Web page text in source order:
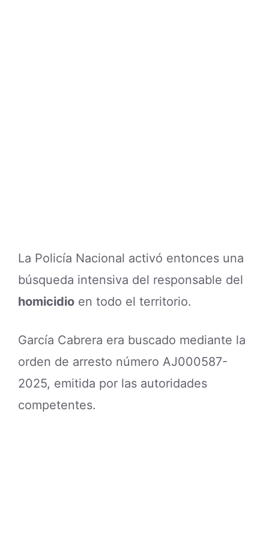
La Policía Nacional activó entonces una
búsqueda intensiva del responsable del
homicidio en todo el territorio.
García Cabrera era buscado mediante la
orden de arresto número AJ000587-
2025, emitida por las autoridades
competentes.